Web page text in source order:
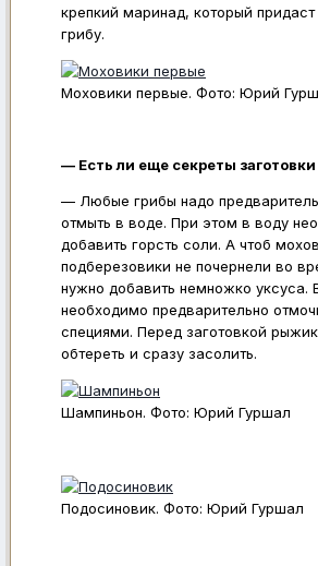
крепкий маринад, который
грибу.
Моховики первые. Фото: Юрий
— Есть ли еще секреты заготовки
— Любые грибы надо
отмыть в воде. При этом в воду
добавить горсть соли. А чтоб
подберезовики не почернели во
нужно добавить немножко уксуса.
необходимо предварительно
специями. Перед заготовкой
обтереть и сразу засолить.
Шампиньон. Фото: Юрий Гуршал
Подосиновик. Фото: Юрий Гуршал